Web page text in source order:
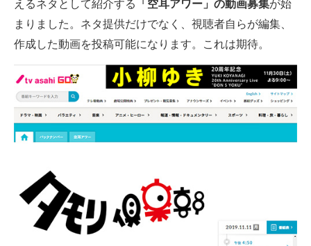
スマホと通信の最新トレンド
進化するPCとデバイスの未来
好きが集まる 比べて選べる
ビジネスと働き方のヒント
経営リーダーのコミュニティ
マーケ×ITの今がよく分かる
えるネタとして紹介する
「空耳アワー」の動画募集が始
まりました。ネタ提供だけでなく、視聴者自らが編集、
作成した動画を投稿可能になります。これは期待。